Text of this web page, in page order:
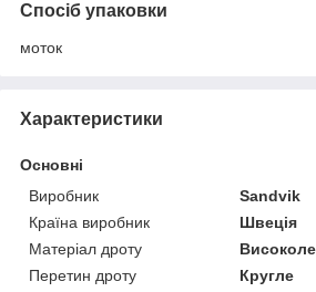
Спосіб упаковки
моток
Характеристики
Основні
Виробник
Sandvik
Країна виробник
Швеція
Матеріал дроту
Перетин дроту
Кругле